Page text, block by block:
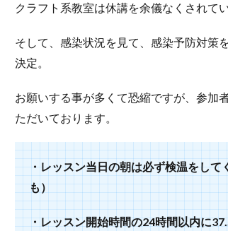
ハピ
の教
室は
でも
お子
さま
OK♪
3
キ
ッ
ズ
クラフト系教室は休講を余儀なくされてい
そして、感染状況を見て、感染予防対策
決定。
お願いする事が多くて恐縮ですが、参加
ただいております。
・レッスン当日の朝は必ず検温をし
も）
・レッスン開始時間の24時間以内に